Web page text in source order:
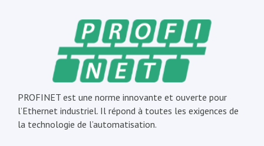
PROFINET est une norme innovante et ouverte pour
l’Ethernet industriel. Il répond à toutes les exigences de
la technologie de l’automatisation.